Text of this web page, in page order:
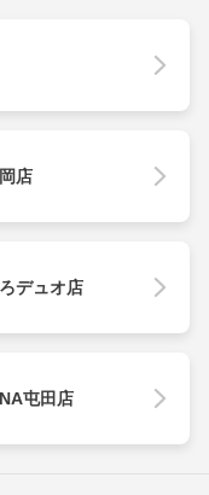
店
デュオ店
屯田店